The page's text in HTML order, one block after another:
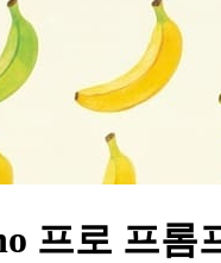
프로 프롬